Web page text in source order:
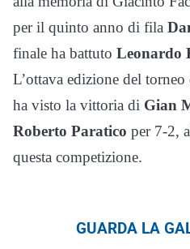
per il quinto anno di fila
finale ha battuto Leonardo
L’ottava edizione del
ha visto la vittoria di Gian
Roberto Paratico per 7-2,
questa competizione.
GUARDA LA